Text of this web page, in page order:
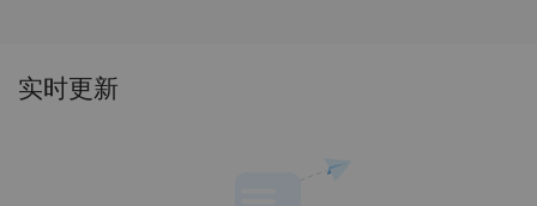
实时更新